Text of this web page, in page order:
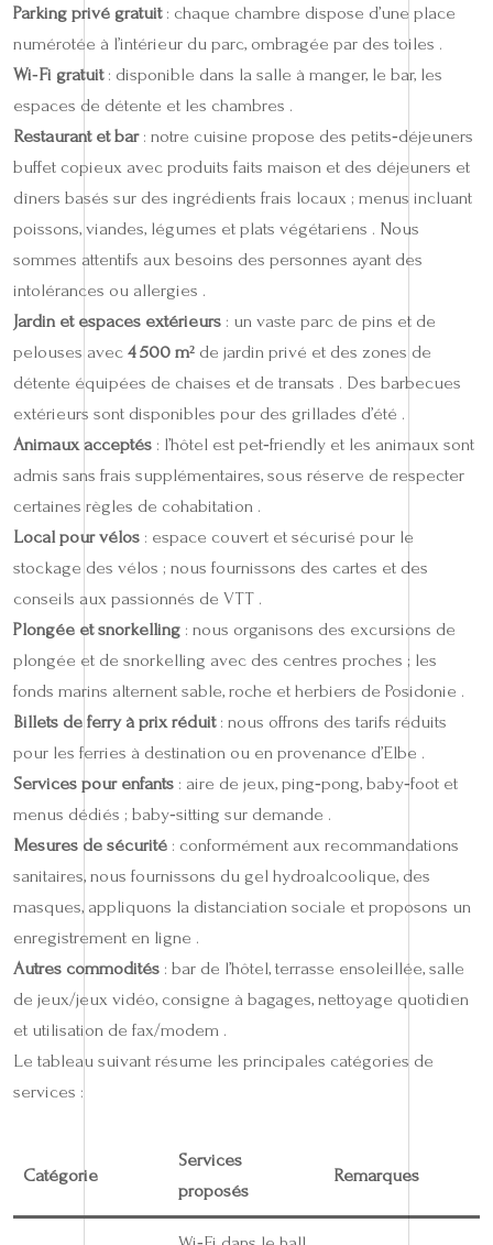
Parking privé gratuit: chaque chambre dispose d’une place
numérotée à l’intérieur du parc, ombragée par des toiles .
Wi‑Fi gratuit: disponible dans la salle à manger, le bar, les
espaces de détente et les chambres .
Restaurant et bar: notre cuisine propose des petits‑déjeuners
buffet copieux avec produits faits maison et des déjeuners et
dîners basés sur des ingrédients frais locaux ; menus incluant
poissons, viandes, légumes et plats végétariens . Nous
sommes attentifs aux besoins des personnes ayant des
intolérances ou allergies .
Jardin et espaces extérieurs : un vaste parc de pins et de
pelouses avec 4 500 m² de jardin privé et des zones de
détente équipées de chaises et de transats . Des barbecues
extérieurs sont disponibles pour des grillades d’été .
Animaux acceptés : l’hôtel est pet‑friendly et les animaux sont
admis sans frais supplémentaires, sous réserve de respecter
certaines règles de cohabitation .
Local pour vélos : espace couvert et sécurisé pour le
stockage des vélos ; nous fournissons des cartes et des
conseils aux passionnés de VTT .
Plongée et snorkelling : nous organisons des excursions de
plongée et de snorkelling avec des centres proches ; les
fonds marins alternent sable, roche et herbiers de Posidonie .
Billets de ferry à prix réduit: nous offrons des tarifs réduits
pour les ferries à destination ou en provenance d’Elbe .
Services pour enfants : aire de jeux, ping‑pong, baby‑foot et
menus dédiés ; baby‑sitting sur demande .
Mesures de sécurité : conformément aux recommandations
sanitaires, nous fournissons du gel hydroalcoolique, des
masques, appliquons la distanciation sociale et proposons un
enregistrement en ligne .
Autres commodités : bar de l’hôtel, terrasse ensoleillée, salle
de jeux/jeux vidéo, consigne à bagages, nettoyage quotidien
et utilisation de fax/modem .
Le tableau suivant résume les principales catégories de
services :
Catégorie
Services
proposés
Remarques